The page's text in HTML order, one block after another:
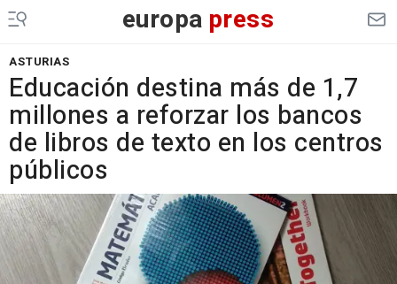
europa press
ASTURIAS
Educación destina más de 1,7
millones a reforzar los bancos
de libros de texto en los centros
públicos